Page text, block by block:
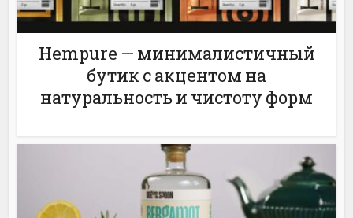
Hempure — минималистичный
бутик с акцентом на
натуральность и чистоту форм